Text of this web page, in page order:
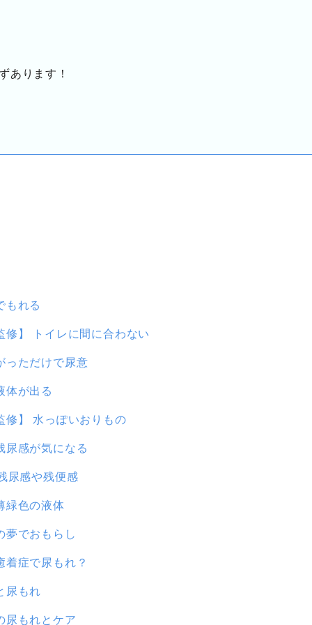
あります！
もれる
修】 トイレに間に合わない
っただけで尿意
体が出る
修】 水っぽいおりもの
尿感が気になる
尿感や残便感
緑色の液体
夢でおもらし
着症で尿もれ？
尿もれ
尿もれとケア